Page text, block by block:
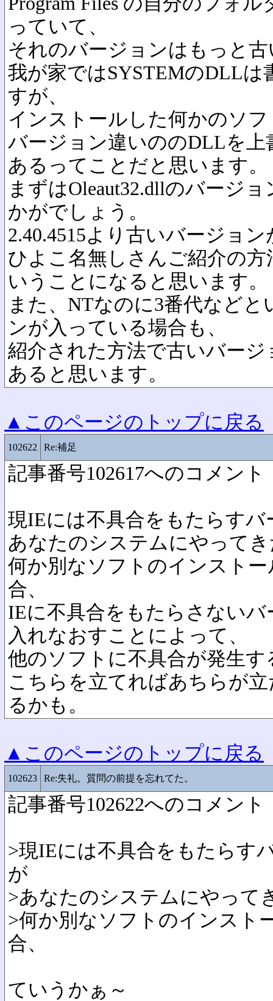
っていて、
それのバージョンはもっと
我が家ではSYSTEMのDLL
すが、
インストールした何かのソ
バージョン違いののDLLを
あるってことだと思います。
まずはOleaut32.dllのバージ
かがでしょう。
2.40.4515より古いバージョ
ひよこ名無しさんご紹介の
いうことになると思います。
また、NTなのに3番代など
ンが入っている場合も、
紹介された方法で古いバー
あると思います。
▲このページのトップに戻る
102622 Re:補足
記事番号102617へのコメント
現IEには不具合をもたらすバ
あなたのシステムにやって
何か別なソフトのインスト
合、
IEに不具合をもたらさないバ
入れなおすことによって、
他のソフトに不具合が発生
こちらを立てればあちらが
るかも。
▲このページのトップに戻る
102623 Re:失礼。質問の前提を忘れてた。
記事番号102622へのコメント
>現IEには不具合をもたらす
が
>あなたのシステムにやって
>何か別なソフトのインスト
合、
ていうかぁ～